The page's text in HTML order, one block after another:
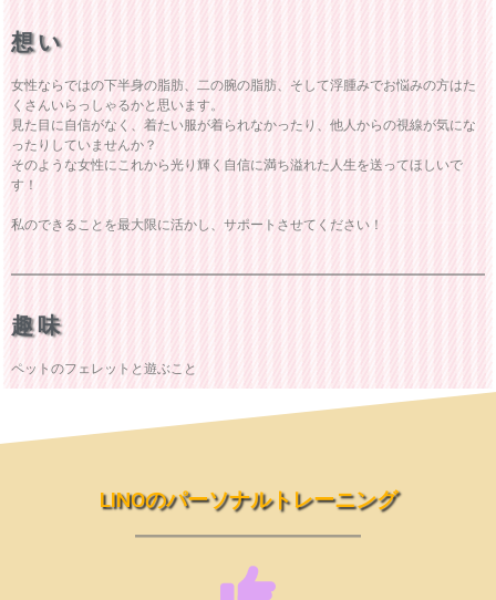
想い
女性ならではの下半身の脂肪、二の腕の脂肪、そして浮腫みでお悩みの方はた
くさんいらっしゃるかと思います。
見た目に自信がなく、着たい服が着られなかったり、他人からの視線が気にな
ったりしていませんか？
そのような女性にこれから光り輝く自信に満ち溢れた人生を送ってほしいで
す！
私のできることを最大限に活かし、サポートさせてください！
趣味
ペットのフェレットと遊ぶこと
LINOのパーソナルトレーニング